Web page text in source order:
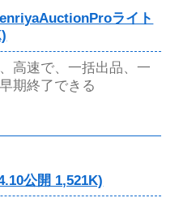
ライト
高速で、一括出品、一
期終了できる
公開 1,521K)